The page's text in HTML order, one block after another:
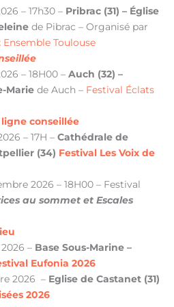
– 17h30 – Pribrac (31) – Église
de Pibrac – Organisé par
Toulouse
– 18H00 –Auch (32) –
Marie de Auch – Festival Éclats
ligne conseillée
– 17H –Cathédrale de
(34) Festival Les Voix de
2026 – 18H00 – Festival
au sommet etEscales
– Base Sous-Marine –
Eufonia 2026
2026 – Eglise de Castanet (31)
2026